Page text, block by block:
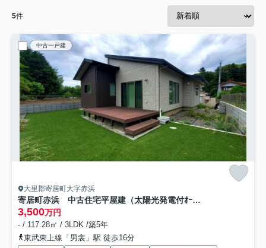
5件
中古一戸建
大里郡寄居町大字赤浜
寄居町赤浜 中古住宅平屋建（太陽光発電付ｵｰﾙ電化住宅）
3,500万円
- / 117.28㎡ / 3LDK /築5年
東武東上線「男衾」駅 徒歩16分